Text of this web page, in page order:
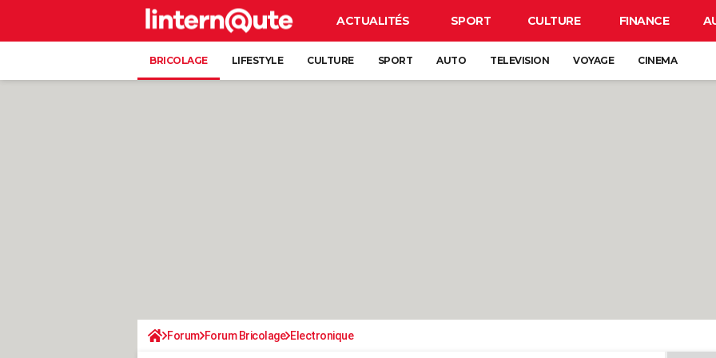
ACTUALITÉS SPORT CULTURE FINANCE
BRICOLAGE LIFESTYLE CULTURE SPORT AUTO TELEVISION VOYAGE CINEMA
Forum Forum Bricolage Electronique